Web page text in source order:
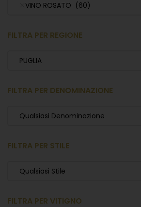
VINO ROSATO (60)
FILTRA PER REGIONE
PUGLIA
FILTRA PER DENOMINAZIONE
Qualsiasi Denominazione
FILTRA PER STILE
Qualsiasi Stile
FILTRA PER VITIGNO